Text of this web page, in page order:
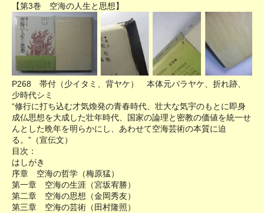
【第3巻 空海の人生と思想】
P268 帯付（少イタミ、背ヤケ） 本体元パラヤケ、折れ跡、
少時代シミ
“修行に打ち込む才気煥発の青春時代、壮大な気宇のもとに即身
成仏思想を大成した壮年時代、国家の論理と密教の価値を統一せ
んとした晩年を明らかにし、あわせて空海芸術の本質に迫
る。”（宣伝文）
目次：
はしがき
序章 空海の哲学（梅原猛）
第一章 空海の生涯（宮坂宥勝）
第二章 空海の思想（金岡秀友）
第三章 空海の芸術（田村隆照）